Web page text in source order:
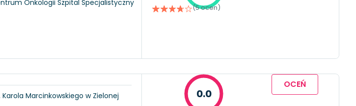
Onkologii Szpital Specjalistyczny
(5 ocen)
Marcinkowskiego w Zielonej
0.0
OCEŃ